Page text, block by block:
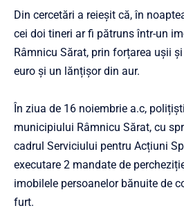
Din cercetări a reieșit că, în
cei doi tineri ar fi pătruns într-un
Râmnicu Sărat, prin forțarea ușii
euro și un lănțișor din aur.
În ziua de 16 noiembrie a.c,
municipiului Râmnicu Sărat, cu
cadrul Serviciului pentru Acțiuni
executare 2 mandate de
imobilele persoanelor bănuite de
furt.